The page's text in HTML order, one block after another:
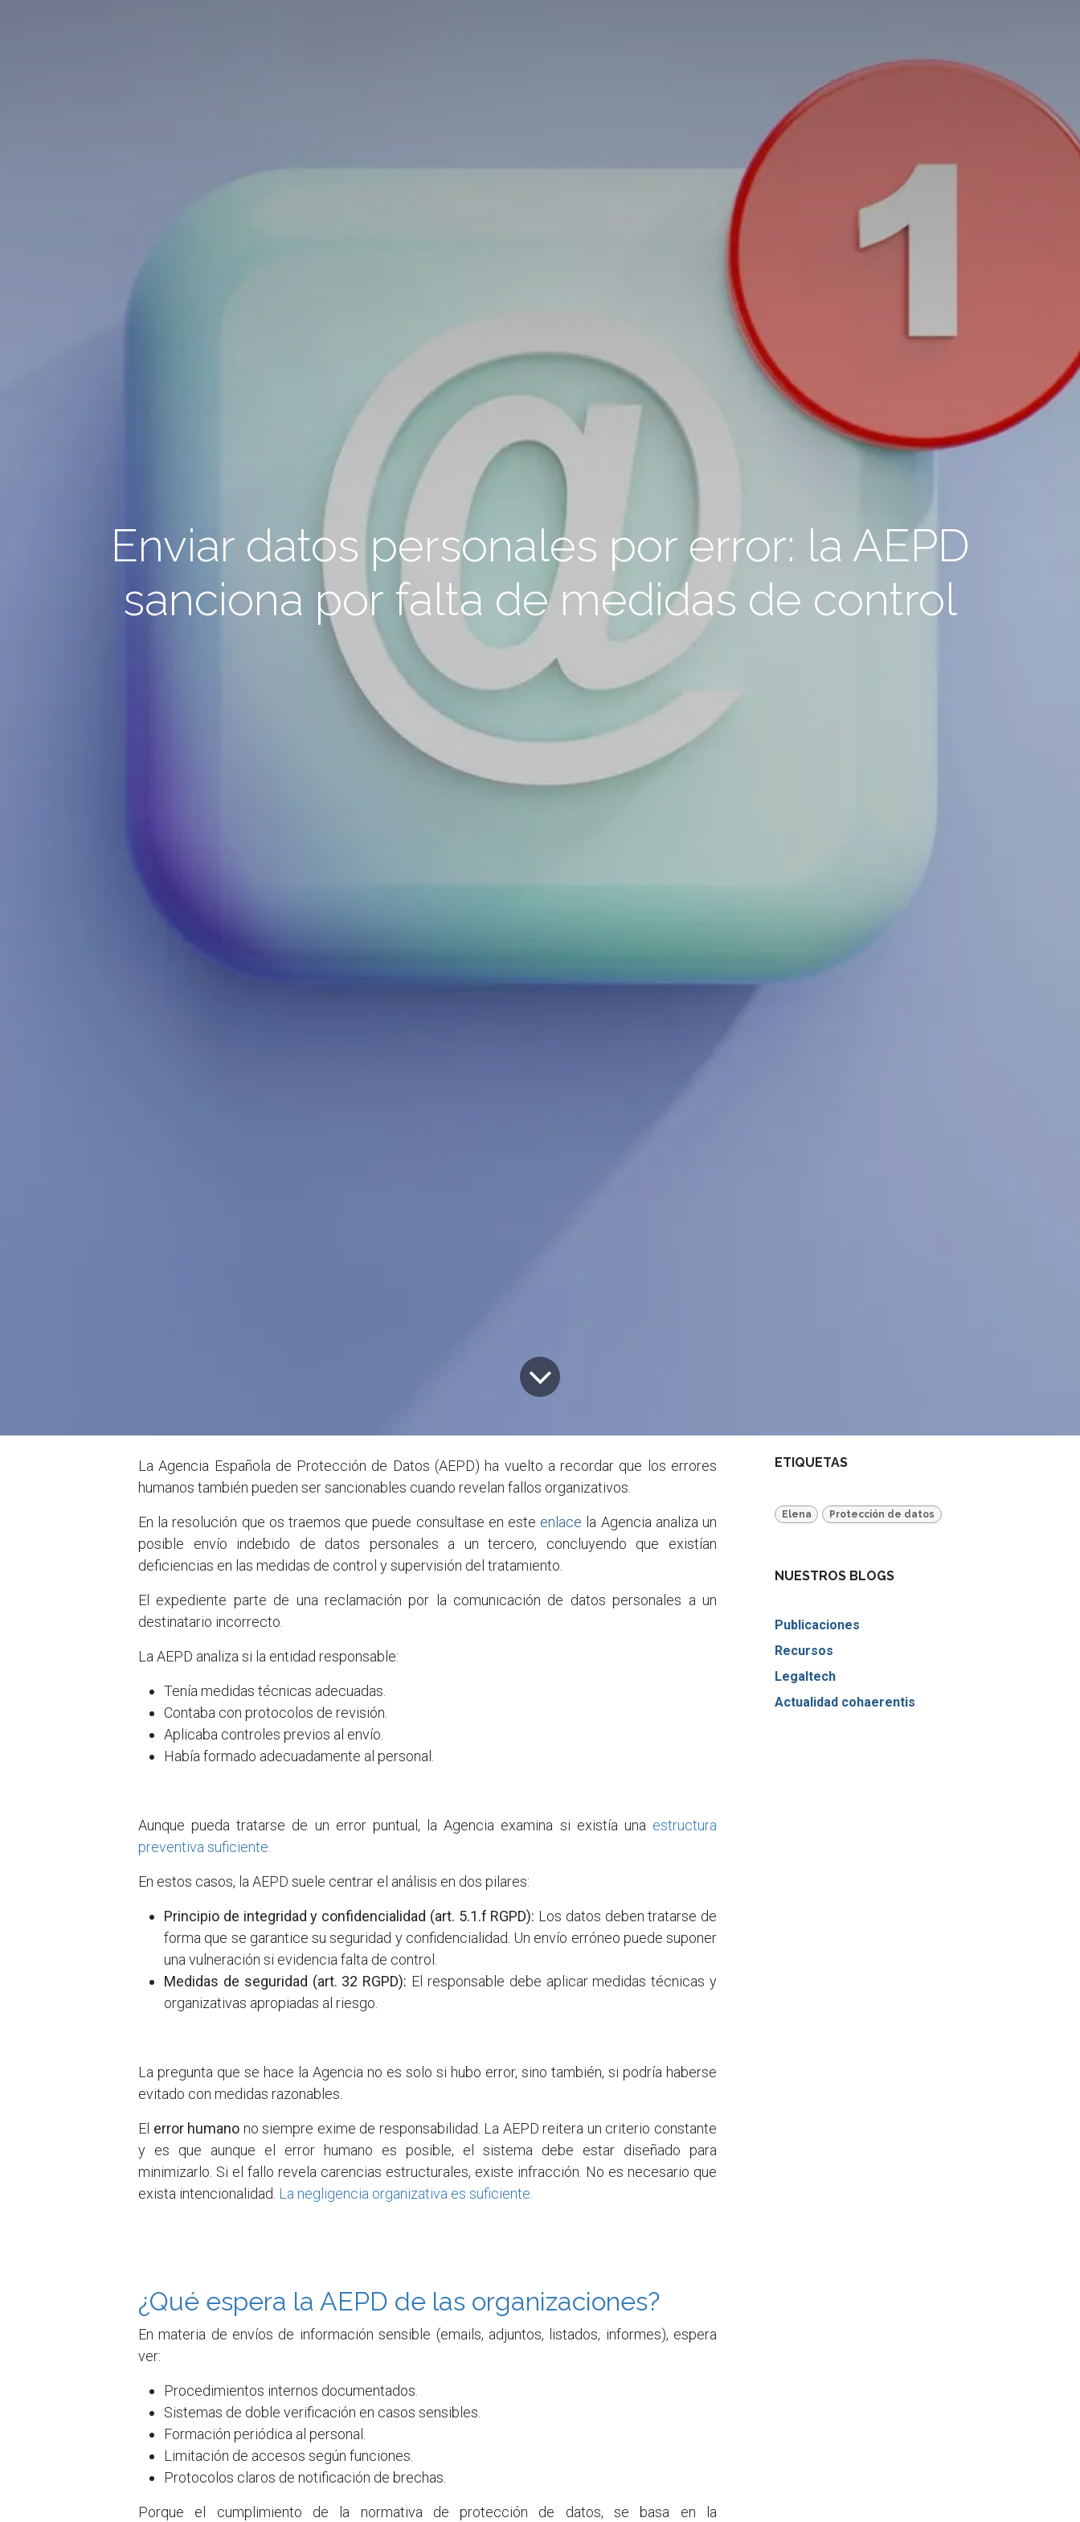
Enviar datos personales por error: la AEPD
sanciona por falta de medidas de control
La Agencia Española de Protección de Datos (AEPD) ha vuelto a recordar que los errores
humanos también pueden ser sancionables cuando revelan fallos organizativos.
En la resolución que os traemos que puede consultase en este enlace la Agencia analiza un
posible envío indebido de datos personales a un tercero, concluyendo que existían
deficiencias en las medidas de control y supervisión del tratamiento.
El expediente parte de una reclamación por la comunicación de datos personales a un
destinatario incorrecto.
La AEPD analiza si la entidad responsable:
Tenía medidas técnicas adecuadas.
Contaba con protocolos de revisión.
Aplicaba controles previos al envío.
Había formado adecuadamente al personal.
Aunque pueda tratarse de un error puntual, la Agencia examina si existía una estructura
preventiva suficiente.
En estos casos, la AEPD suele centrar el análisis en dos pilares:
Principio de integridad y confidencialidad (art. 5.1.f RGPD): Los datos deben tratarse de
forma que se garantice su seguridad y confidencialidad. Un envío erróneo puede suponer
una vulneración si evidencia falta de control.
Medidas de seguridad (art. 32 RGPD): El responsable debe aplicar medidas técnicas y
organizativas apropiadas al riesgo.
La pregunta que se hace la Agencia no es solo si hubo error, sino también, si podría haberse
evitado con medidas razonables.
El error humano no siempre exime de responsabilidad. La AEPD reitera un criterio constante
y es que aunque el error humano es posible, el sistema debe estar diseñado para
minimizarlo. Si el fallo revela carencias estructurales, existe infracción. No es necesario que
exista intencionalidad. La negligencia organizativa es suficiente.
¿Qué espera la AEPD de las organizaciones?
En materia de envíos de información sensible (emails, adjuntos, listados, informes), espera
ver:
Procedimientos internos documentados.
Sistemas de doble verificación en casos sensibles.
Formación periódica al personal.
Limitación de accesos según funciones.
Protocolos claros de notificación de brechas.
Porque el cumplimiento de la normativa de protección de datos, se basa en la
ETIQUETAS
Elena Protección de datos
NUESTROS BLOGS
Publicaciones
Recursos
Legaltech
Actualidad cohaerentis